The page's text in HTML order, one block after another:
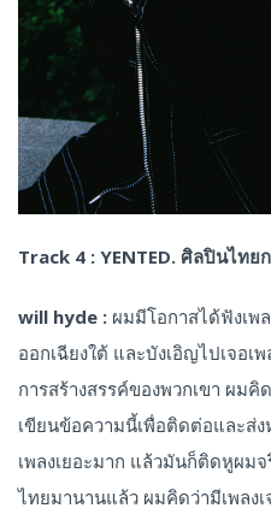
Track 4 : YENTED. ศิลปินไทย
will hyde : ผมมีโอกาสได้ฟังเพ
ออกเฉียงใต้ และบังเอิญไปเจอเ
การสร้างสรรค์ของพวกเขา ผมคิ
เขียนข้อความนี้เพื่อติดต่อและส่
เพลงเยอะมาก แล้วมันก็ติดหูผม
ไทยมานานแล้ว ผมคิดว่ามีเพลง